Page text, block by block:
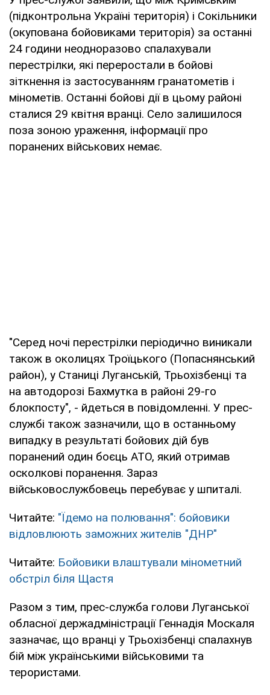
(підконтрольна Україні територія) і Сокільники
(окупована бойовиками територія) за останні
24 години неодноразово спалахували
перестрілки, які переростали в бойові
зіткнення із застосуванням гранатометів і
мінометів. Останні бойові дії в цьому районі
сталися 29 квітня вранці. Село залишилося
поза зоною ураження, інформації про
поранених військових немає.
"Серед ночі перестрілки періодично виникали
також в околицях Троїцького (Попаснянський
район), у Станиці Луганській, Трьохізбенці та
на автодорозі Бахмутка в районі 29-го
блокпосту", - йдеться в повідомленні. У прес-
службі також зазначили, що в останньому
випадку в результаті бойових дій був
поранений один боєць АТО, який отримав
осколкові поранення. Зараз
військовослужбовець перебуває у шпиталі.
Читайте: "Їдемо на полювання": бойовики
відловлюють заможних жителів "ДНР"
Читайте: Бойовики влаштували мінометний
обстріл біля Щастя
Разом з тим, прес-служба голови Луганської
обласної держадміністрації Геннадія Москаля
зазначає, що вранці у Трьохізбенці спалахнув
бій між українськими військовими та
терористами.